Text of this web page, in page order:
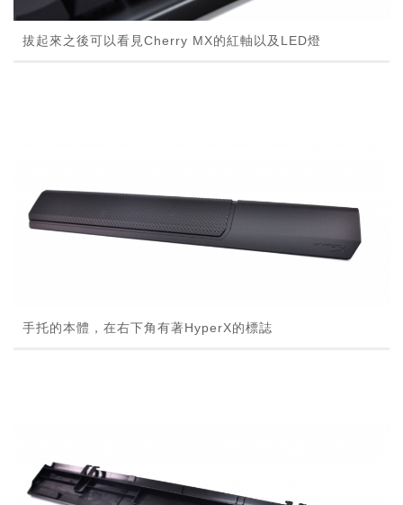
拔起來之後可以看見Cherry MX的紅軸以及LED燈
手托的本體，在右下角有著HyperX的標誌